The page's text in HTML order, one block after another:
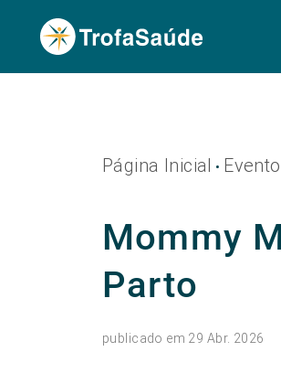
Página Inicial •
Mommy
Parto
publicado em 29 Abr. 2026